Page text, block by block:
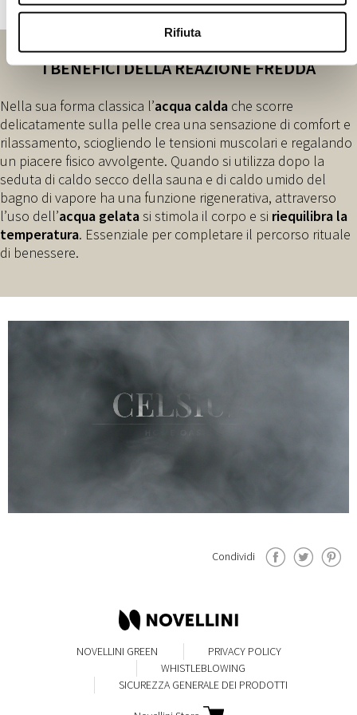
Rifiuta
I BENEFICI DELLA REAZIONE FREDDA
Nella sua forma classica l’acqua calda che scorre
delicatamente sulla pelle crea una sensazione di comfort e
rilassamento, sciogliendo le tensioni muscolari e regalando
un piacere fisico avvolgente. Quando si utilizza dopo la
seduta di caldo secco della sauna e di caldo umido del
bagno di vapore ha una funzione rigenerativa, attraverso
l’uso dell’acqua gelatasi stimola il corpo e si riequilibra la
temperatura. Essenziale per completare il percorso rituale
di benessere.
Condividi
NOVELLINI GREEN
PRIVACY POLICY
WHISTLEBLOWING
SICUREZZA GENERALE DEI PRODOTTI